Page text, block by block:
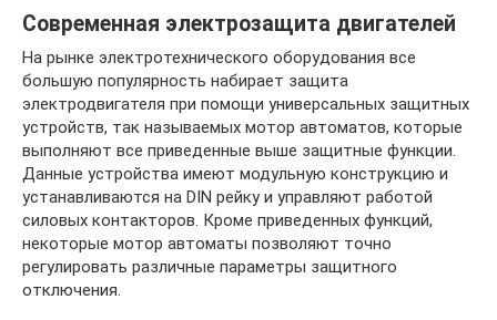
Современная электрозащита двигателей
На рынке электротехнического оборудования все
большую популярность набирает защита
электродвигателя при помощи универсальных защитных
устройств, так называемых мотор автоматов, которые
выполняют все приведенные выше защитные функции.
Данные устройства имеют модульную конструкцию и
устанавливаются на DIN рейку и управляют работой
силовых контакторов. Кроме приведенных функций,
некоторые мотор автоматы позволяют точно
регулировать различные параметры защитного
отключения.